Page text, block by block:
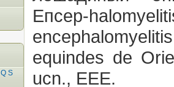
Q S
Епсер-
equindes de
ucn., EEE.